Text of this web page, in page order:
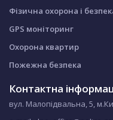
Фізична охорона і
GPS моніторинг
Охорона квартир
Пожежна безпека
Контактна
вул. Малопідвальна, 5,